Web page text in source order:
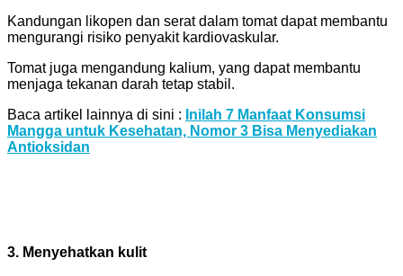
Kandungan likopen dan serat dalam tomat dapat membantu
mengurangi risiko penyakit kardiovaskular.
Tomat juga mengandung kalium, yang dapat membantu
menjaga tekanan darah tetap stabil.
Baca artikel lainnya di sini : Inilah 7 Manfaat Konsumsi
Mangga untuk Kesehatan, Nomor 3 Bisa Menyediakan
Antioksidan
3. Menyehatkan kulit